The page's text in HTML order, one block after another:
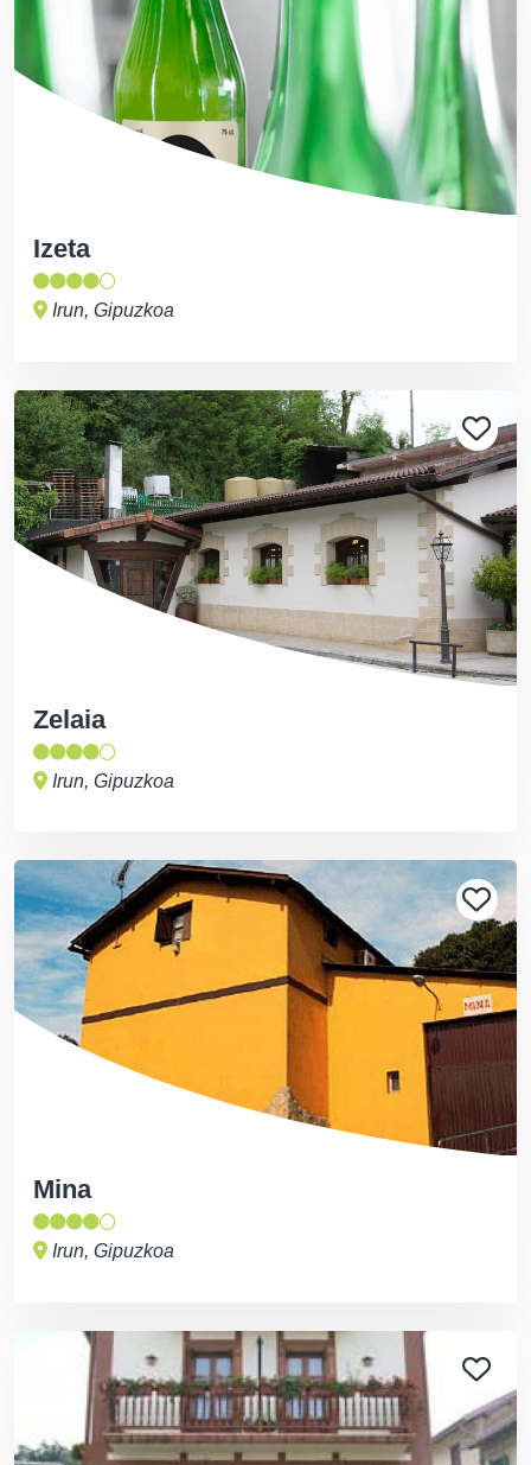
Izeta
Irun, Gipuzkoa
Zelaia
Irun, Gipuzkoa
Mina
Irun, Gipuzkoa